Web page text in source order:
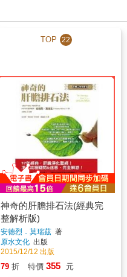
TOP 22
神奇的肝膽排石法(經典完
整解析版)
安德烈．莫瑞茲 著
原水文化 出版
2015/12/12 出版
79 折 特價 355 元